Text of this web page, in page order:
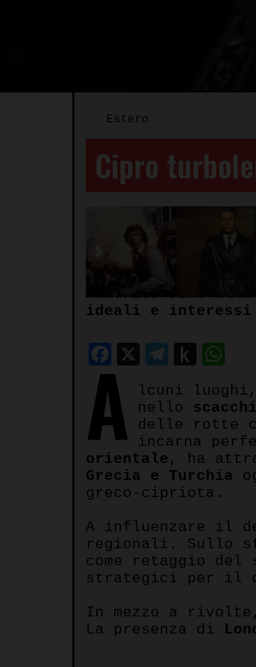
Estero
Cipro
Tommaso
Crocevia di
Grecia, Turchia
Makarios fino
ideali e
Facebook
X
Push
A
lcuni
nello
delle rotte
incarna
orientale , ha
Grecia e Turchia
greco-cipriota.
A influenzare il
regionali. Sullo
come retaggio
strategici per il
In mezzo a
La presenza di